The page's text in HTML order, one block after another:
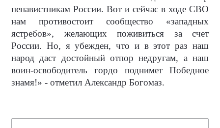
ненавистникам России. Вот и сейчас в ходе СВО
нам противостоит сообщество «западных
ястребов», желающих поживиться за счет
России. Но, я убежден, что и в этот раз наш
народ даст достойный отпор недругам, а наш
воин-освободитель гордо поднимет Победное
знамя!» - отметил Александр Богомаз.